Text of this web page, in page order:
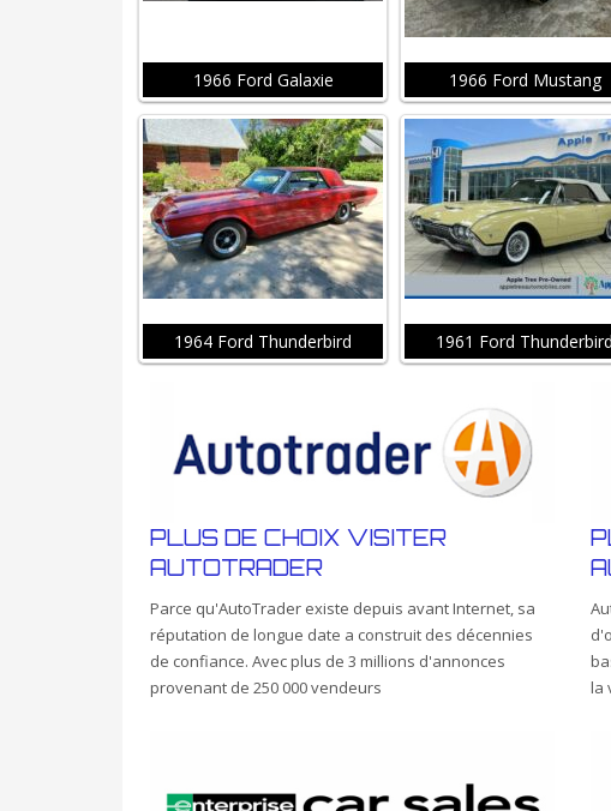
1966 Ford Galaxie 1966 Ford Mustang
1964 Ford Thunderbird 1961 Ford Thunderbird
PLUS DE CHOIX VISITER
AUTOTRADER
Parce qu'AutoTrader existe depuis avant Internet, sa
réputation de longue date a construit des décennies
de confiance. Avec plus de 3 millions d'annonces
provenant de 250 000 vendeurs
la